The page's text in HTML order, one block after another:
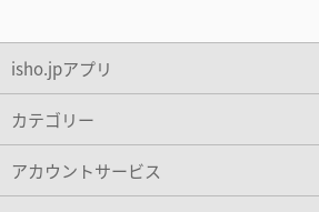
isho.jpアプリ
カテゴリー
アカウントサービス